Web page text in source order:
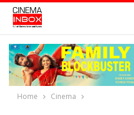
Home Cinema